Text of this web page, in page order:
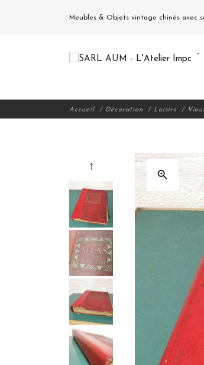
Meubles & Objets vintage chinés avec
Accueil Décoration Loisirs
zoom_in